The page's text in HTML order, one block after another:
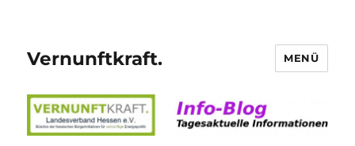
Vernunftkraft. MENÜ